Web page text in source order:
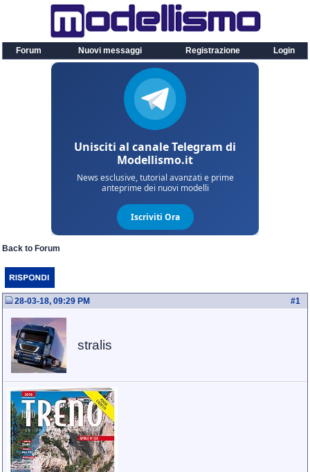
Forum Nuovi messaggi Registrazione Login
Back to Forum
#1
28-03-18, 09:29 PM
stralis